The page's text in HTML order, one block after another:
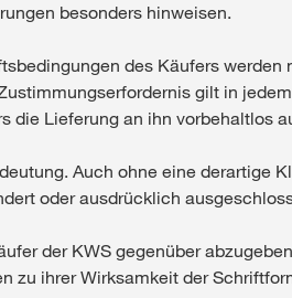
besonders hinweisen.
des Käufers werden
gilt in
die Lieferung an ihn vorbehaltlos
Auch ohne eine derartige
oder ausdrücklich
der KWS gegenüber
zu ihrer Wirksamkeit der